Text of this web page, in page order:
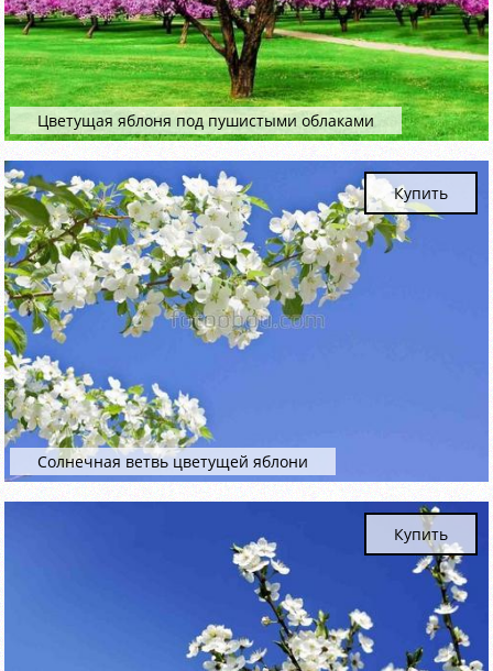
Цветущая яблоня под пушистыми облаками
Солнечная ветвь цветущей яблони
Купить
Купить